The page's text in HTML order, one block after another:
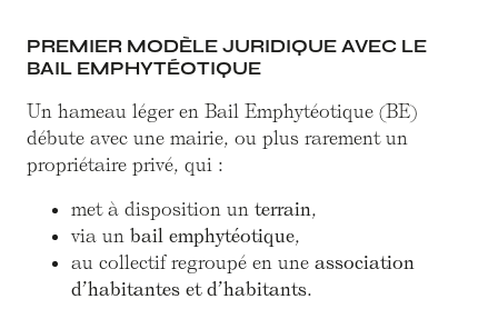
PREMIER MODÈLE JURIDIQUE AVEC LE
BAIL EMPHYTÉOTIQUE
Un hameau léger en Bail Emphytéotique (BE)
débute avec une mairie, ou plus rarement un
propriétaire privé, qui :
met à disposition un terrain,
via un bail emphytéotique,
au collectif regroupé en une association
d’habitantes et d’habitants.